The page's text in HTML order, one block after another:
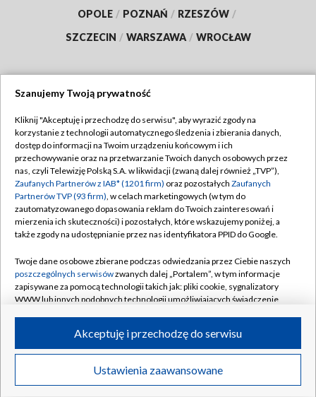
OPOLE / POZNAŃ / RZESZÓW /
SZCZECIN / WARSZAWA / WROCŁAW
TVP
Abonament TVP
Emisja w TVP
Centrum informacji TVP
Naziemna Telewizja Cyfrowa
Rada Programowa
System NOS
Informacje o nadawcy
Program dla prasy
Ogłoszenie przetargowe
Regulamin TVP
Polityka prywatności
Moje zgody
Pomoc
Kontakt
Kanały
©2026 Telewizja Polska S.A. w likwidacji
Szanujemy Twoją prywatność
Kliknij "Akceptuję i przechodzę do serwisu", aby wyrazić zgody na
korzystanie z technologii automatycznego śledzenia i zbierania danych,
dostęp do informacji na Twoim urządzeniu końcowym i ich
przechowywanie oraz na przetwarzanie Twoich danych osobowych przez
nas, czyli Telewizję Polską S.A. w likwidacji (zwaną dalej również „TVP”),
Zaufanych Partnerów z IAB* (1201 firm) oraz pozostałych Zaufanych
Partnerów TVP (93 firm), w celach marketingowych (w tym do
zautomatyzowanego dopasowania reklam do Twoich zainteresowań i
mierzenia ich skuteczności) i pozostałych, które wskazujemy poniżej, a
także zgody na udostępnianie przez nas identyfikatora PPID do Google.
Twoje dane osobowe zbierane podczas odwiedzania przez Ciebie naszych
poszczególnych serwisówzwanych dalej „Portalem”, w tym informacje
zapisywane za pomocą technologii takich jak: pliki cookie, sygnalizatory
WWW lub innych podobnych technologii umożliwiających świadczenie
ruchu w Internecie.
Twoje dane osobowe zbierane podczas odwiedzania przez Ciebie
poszczególnych serwisówna Portalu, takie jak adresy IP, identyfikatory
Ustawienia zaawansowane
Akceptuję i przechodzę do serwisu